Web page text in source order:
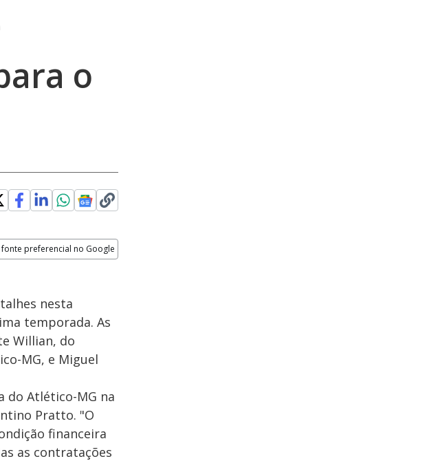
o
preferencial no Google
nesta
temporada. As
Willian, do
MG, e Miguel
do Atlético-MG na
Pratto. "O
financeira
as contratações